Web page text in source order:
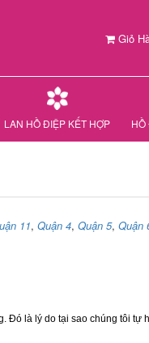
Giỏ
LAN HỒ ĐIỆP KẾT HỢP HỒ
11, Quận 4, Quận 5, Quận
Đó là lý do tại sao chúng tôi tự